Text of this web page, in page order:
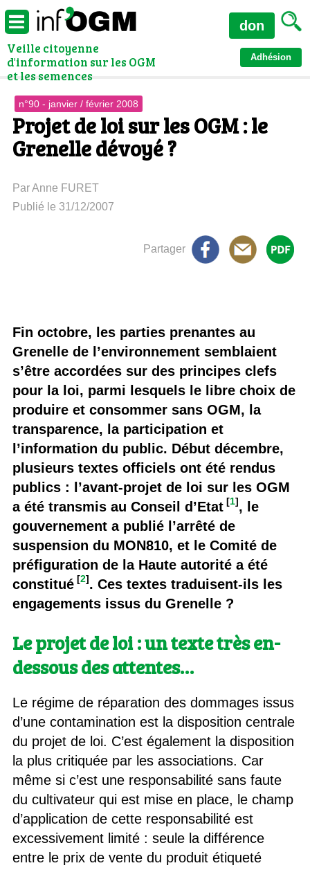
Veille citoyenne
d'information sur les OGM
et les semences
Adhésion
don
n°90 - janvier / février 2008
Projet de loi sur les OGM : le
Grenelle dévoyé ?
Par Anne FURET
Publié le 31/12/2007
Partager
Fin octobre, les parties prenantes au
Grenelle de l’environnement semblaient
s’être accordées sur des principes clefs
pour la loi, parmi lesquels le libre choix de
produire et consommer sans OGM, la
transparence, la participation et
l’information du public. Début décembre,
plusieurs textes officiels ont été rendus
publics : l’avant-projet de loi sur les OGM
a été transmis au Conseil d’Etat [1], le
gouvernement a publié l’arrêté de
suspension du MON810, et le Comité de
préfiguration de la Haute autorité a été
constitué [2]. Ces textes traduisent-ils les
engagements issus du Grenelle ?
Le projet de loi : un texte très en-
dessous des attentes…
Le régime de réparation des dommages issus
d’une contamination est la disposition centrale
du projet de loi. C’est également la disposition
la plus critiquée par les associations. Car
même si c’est une responsabilité sans faute
du cultivateur qui est mise en place, le champ
d’application de cette responsabilité est
excessivement limité : seule la différence
entre le prix de vente du produit étiqueté